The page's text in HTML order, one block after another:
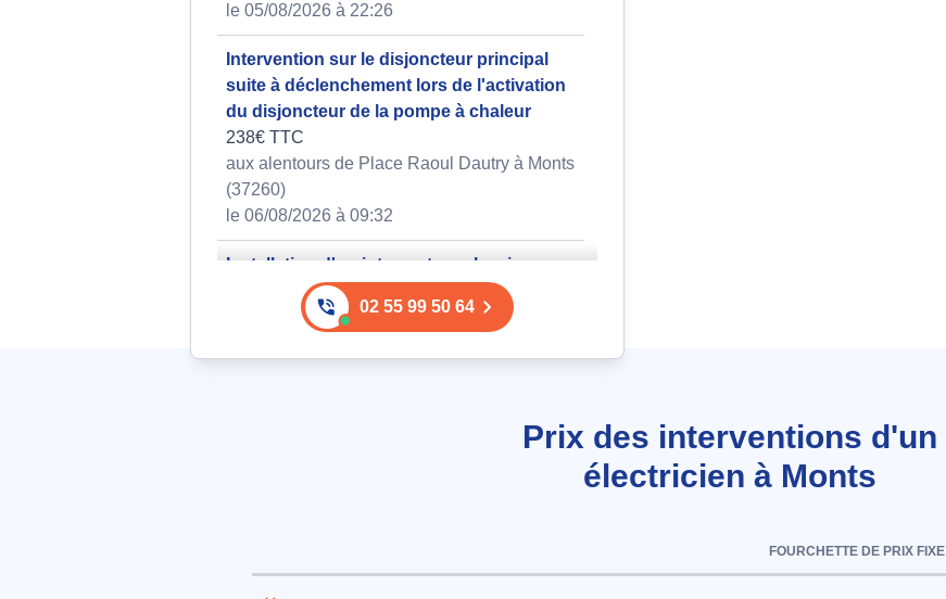
le 05/08/2026 à 22:26
Intervention sur le disjoncteur principal
suite à déclenchement lors de l'activation
du disjoncteur de la pompe à chaleur
238€ TTC
aux alentours de Place Raoul Dautry à Monts
(37260)
le 06/08/2026 à 09:32
Installation d'un interrupteur classique
120€ TTC
le 07/08/2026 à 09:31
02 55 99 50 64
Prix des interventions d'un
électricien à Monts
FOURCHETTE DE PRIX FIXE